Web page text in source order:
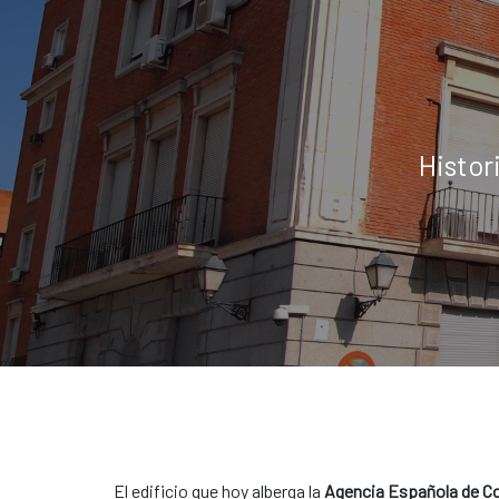
El edificio que hoy alberga la Agencia Española de